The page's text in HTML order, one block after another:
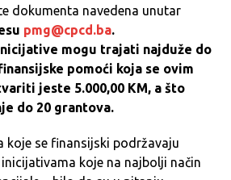
dokumenta navedena unutar
pmg@cpcd.ba.
mogu trajati najduže do
pomoći koja se ovim
jeste 5.000,00 KM, a što
do 20 grantova.
koje se finansijski podržavaju
koje na najbolji način